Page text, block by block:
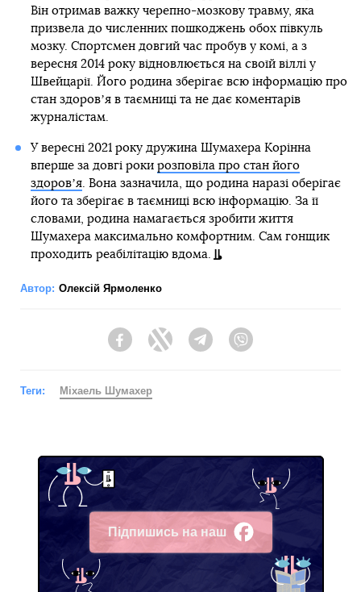
Він отримав важку черепно-мозкову травму, яка
призвела до численних пошкоджень обох півкуль
мозку. Спортсмен довгий час пробув у комі, а з
вересня 2014 року відновлюється на своїй віллі у
Швейцарії. Його родина зберігає всю інформацію про
стан здоровʼя в таємниці та не дає коментарів
журналістам.
У вересні 2021 року дружина Шумахера Корінна
вперше за довгі роки розповіла про стан його
здоровʼя. Вона зазначила, що родина наразі оберігає
його та зберігає в таємниці всю інформацію. За її
словами, родина намагається зробити життя
Шумахера максимально комфортним. Сам гонщик
проходить реабілітацію вдома.
Автор: Олексій Ярмоленко
FacebookTwitter Telegram
Теги: Міхаель Шумахер
Підпишись на наш
Facebook